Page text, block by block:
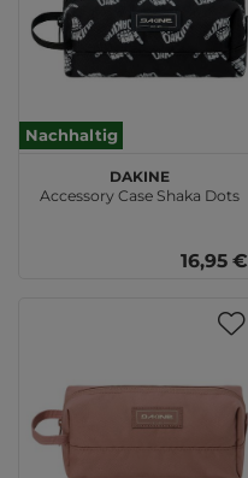
Nachhaltig
DAKINE
Accessory Case Shaka Dots
16,95 €